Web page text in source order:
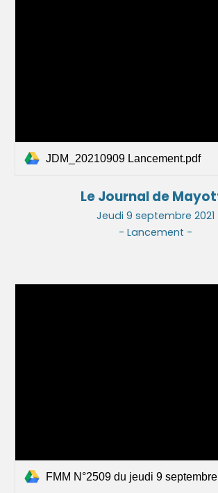
JDM_20210909 Lancement.pdf
Le Journal de
Jeudi 9 septembre 2021
- Lancement -
FMM N°2509 du jeudi 9 septembre 2021